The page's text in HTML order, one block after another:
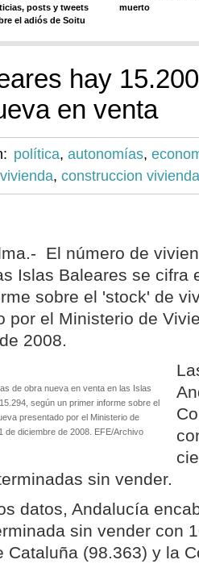
posts y tweets
el adiós de Soitu
muerto
hay
en venta
política, autonomías,
vivienda, construccion vivienda
El número de
Islas Baleares se cifra
sobre el 'stock' de
por el Ministerio de
2008.
de obra nueva en venta en las Islas
según un primer informe sobre el
presentado por el Ministerio de
de diciembre de 2008. EFE/Archivo
sin vender.
datos, Andalucía
sin vender con
Cataluña (98.363) y la